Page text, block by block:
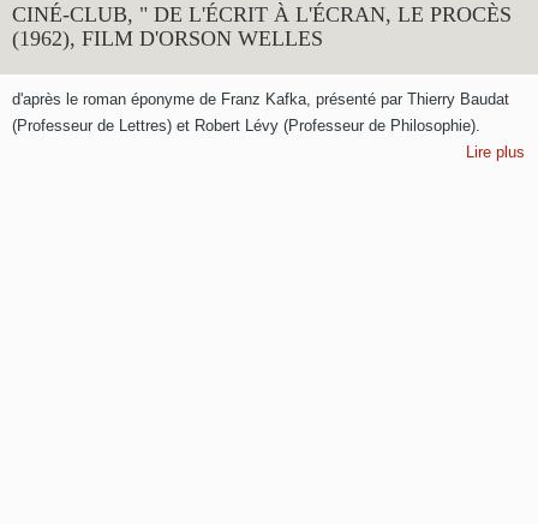
CINÉ-CLUB, " DE L'ÉCRIT À L'ÉCRAN, LE PROCÈS
(1962), FILM D'ORSON WELLES
d'après le roman éponyme de Franz Kafka, présenté par Thierry Baudat
(Professeur de Lettres) et Robert Lévy (Professeur de Philosophie).
Lire plus